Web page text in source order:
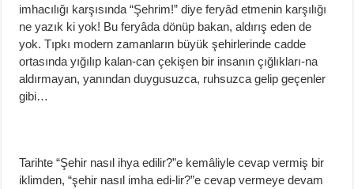
imhacılığı karşısında “Şehrim!” diye feryâd etmenin karşılığı
ne yazık ki yok! Bu feryâda dönüp bakan, aldırış eden de
yok. Tıpkı modern zamanların büyük şehirlerinde cadde
ortasında yığılıp kalan-can çekişen bir insanın çığlıkları-na
aldırmayan, yanından duygusuzca, ruhsuzca gelip geçenler
gibi…
Tarihte “Şehir nasıl ihya edilir?”e kemâliyle cevap vermiş bir
iklimden, “şehir nasıl imha edi-lir?”e cevap vermeye devam